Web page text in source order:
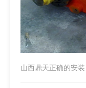
山西鼎天正确的安装